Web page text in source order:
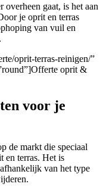
gaat, is het aan
je oprit en terras
van vuil en
oprit-terras-reinigen/”
oprit &
voor je
de markt die speciaal
en terras. Het is
van het type